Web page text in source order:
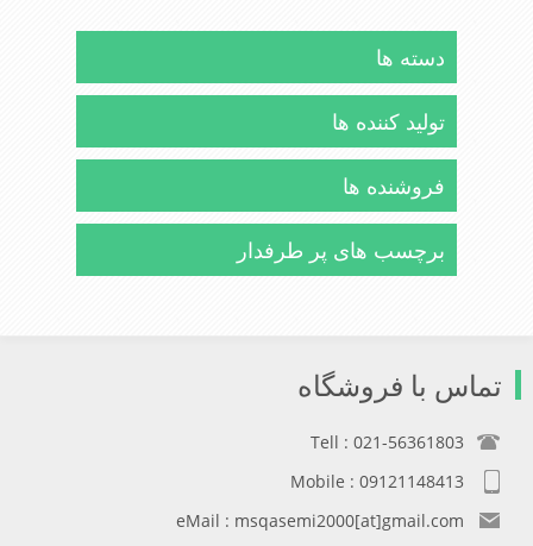
دسته ها
تولید کننده ها
فروشنده ها
برچسب های پر طرفدار
تماس با فروشگاه
Tell : 021-56361803
Mobile : 09121148413
eMail : msqasemi2000[at]gmail.com